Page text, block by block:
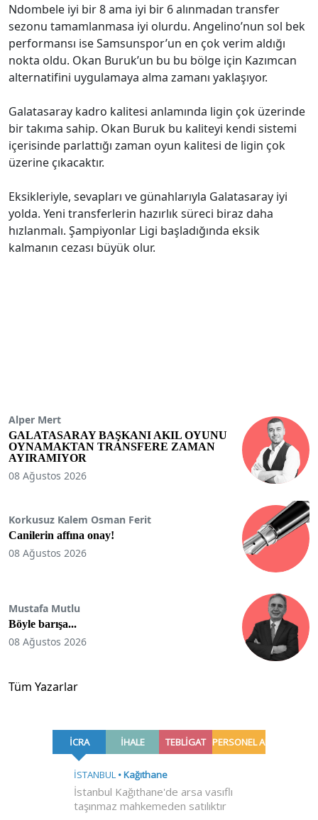
Ndombele iyi bir 8 ama iyi bir 6 alınmadan transfer
sezonu tamamlanmasa iyi olurdu. Angelino’nun sol bek
performansı ise Samsunspor’un en çok verim aldığı
nokta oldu. Okan Buruk’un bu bu bölge için Kazımcan
alternatifini uygulamaya alma zamanı yaklaşıyor.
Galatasaray kadro kalitesi anlamında ligin çok üzerinde
bir takıma sahip. Okan Buruk bu kaliteyi kendi sistemi
içerisinde parlattığı zaman oyun kalitesi de ligin çok
üzerine çıkacaktır.
Eksikleriyle, sevapları ve günahlarıyla Galatasaray iyi
yolda. Yeni transferlerin hazırlık süreci biraz daha
hızlanmalı. Şampiyonlar Ligi başladığında eksik
kalmanın cezası büyük olur.
Alper Mert
GALATASARAY BAŞKANI AKIL OYUNU
OYNAMAKTAN TRANSFERE ZAMAN
AYIRAMIYOR
08 Ağustos 2026
Korkusuz Kalem Osman Ferit
Canilerin affına onay!
08 Ağustos 2026
Mustafa Mutlu
Böyle barışa...
08 Ağustos 2026
Tüm Yazarlar